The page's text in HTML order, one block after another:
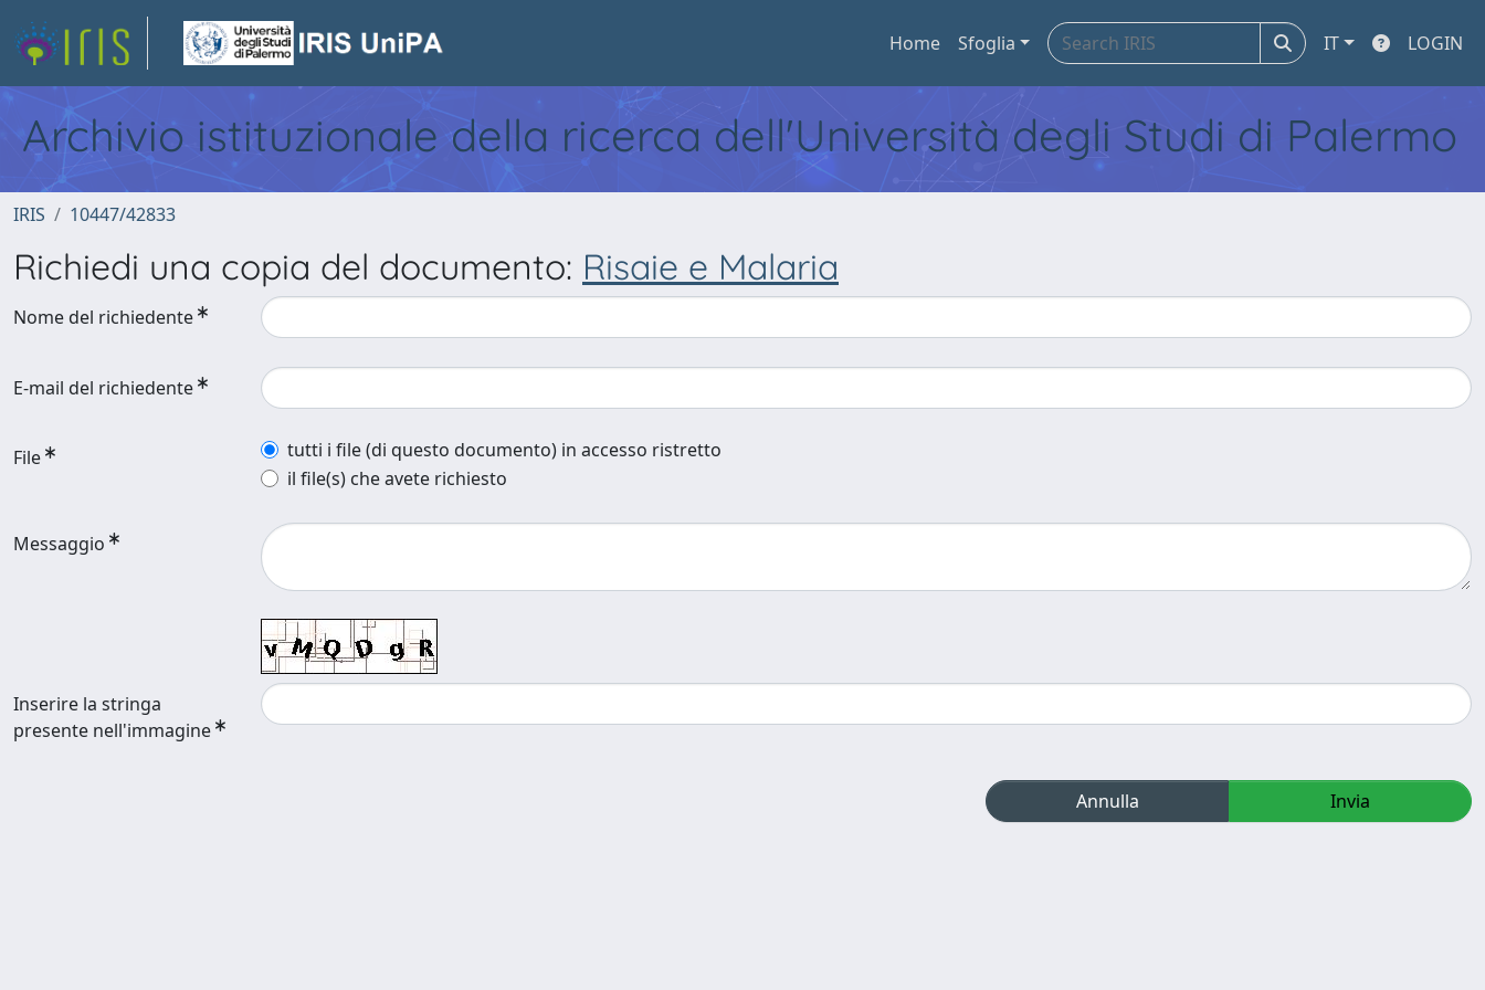
Home Sfoglia IT LOGIN
Archivio istituzionale della ricerca dell'Università degli Studi di Palermo
IRIS 10447/42833
Richiedi una copia del documento: Risaie e Malaria
Nome del richiedente
E-mail del richiedente
File
tutti i file (di questo documento) in accesso ristretto
il file(s) che avete richiesto
Messaggio
Inserire la stringa
presente nell'immagine
Annulla Invia